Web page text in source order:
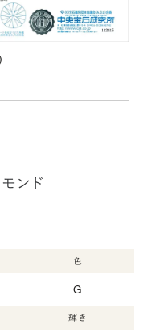
ンド
色
G
輝き